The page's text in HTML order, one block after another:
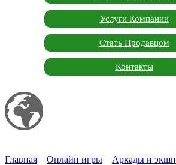
Услуги Компании
Стать Продавцом
Контакты
Главная
Онлайн игры Аркады и экшн